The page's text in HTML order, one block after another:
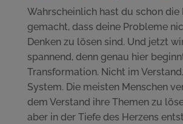
Wahrscheinlich hast du schon die
gemacht, dass deine Probleme
Denken zu lösen sind. Und jetzt
spannend, denn genau hier
Transformation. Nicht im
System. Die meisten Menschen
dem Verstand ihre Themen zu
aber in der Tiefe des Herzens